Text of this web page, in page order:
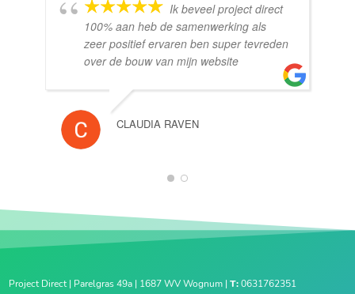
Ik beveel project direct
100% aan heb de samenwerking als
zeer positief ervaren ben super tevreden
over de bouw van mijn website
CLAUDIA RAVEN
1 2
Project Direct | Parelgras 49a | 1687 WV Wognum |T:0631762351